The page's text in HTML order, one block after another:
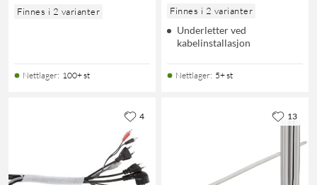
Finnes i 2 varianter
Nettlager: 100+ st
Finnes i 2 varianter
Underletter ved
kabelinstallasjon
Nettlager: 5+ st
4 13